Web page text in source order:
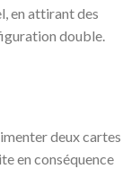
en attirant des
double.
deux cartes
en conséquence